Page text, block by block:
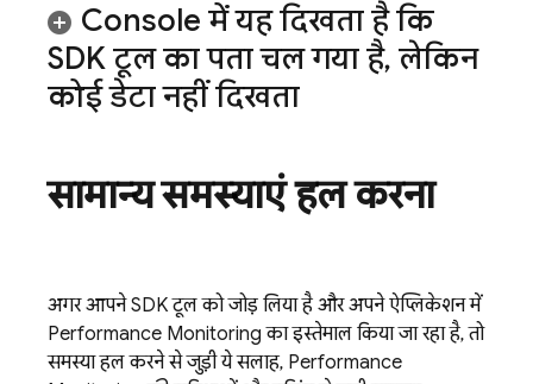
Console में यह दिखता है कि
SDK टूल का पता चल गया है, लेकिन
कोई डेटा नहीं दिखता
सामान्य समस्याएं हल करना
अगर आपने SDK टूल को जोड़ लिया है और अपने ऐप्लिकेशन में
Performance Monitoring का इस्तेमाल किया जा रहा है, तो
समस्या हल करने से जुड़ी ये सलाह, Performance